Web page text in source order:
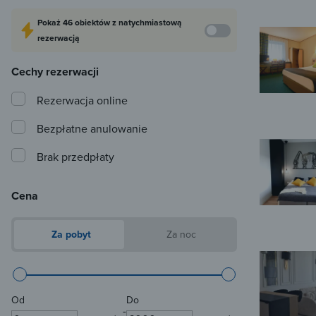
Pokaż46 obiektówz natychmiastową
rezerwacją
Cechy rezerwacji
Rezerwacja online
Bezpłatne anulowanie
Brak przedpłaty
Cena
Za pobyt Za noc
Od
-
Do